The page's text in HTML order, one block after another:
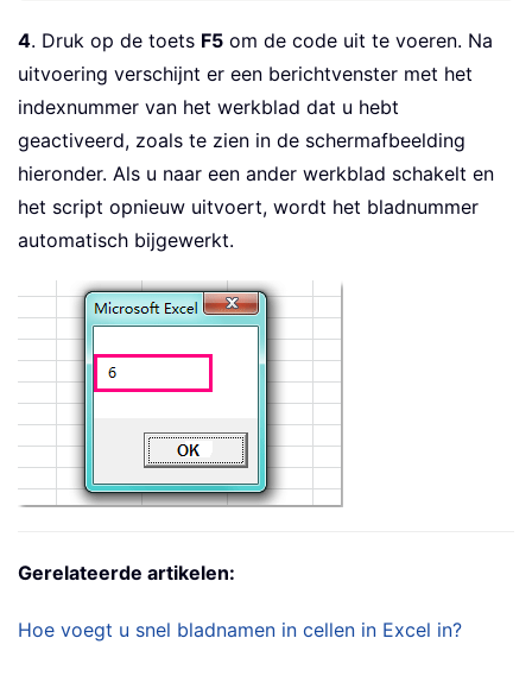
4. Druk op de toets F5 om de code uit te voeren. Na
uitvoering verschijnt er een berichtvenster met het
indexnummer van het werkblad dat u hebt
geactiveerd, zoals te zien in de schermafbeelding
hieronder. Als u naar een ander werkblad schakelt en
het script opnieuw uitvoert, wordt het bladnummer
automatisch bijgewerkt.
Gerelateerde artikelen:
Hoe voegt u snel bladnamen in cellen in Excel in?